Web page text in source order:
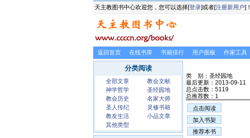
天主教图书中心欢迎您，您可以选择[登录]或者[注册新用户]！
返回首页
在线书库 书籍排行 用户面板 作家工具
分类阅读
全部文章
教会文献
神学哲学
圣经园地
教会历史
名家大师
圣人传纪
灵修书籍
教友生活
小品文章
其他类型
类 别：圣经园地
最后更新：2013-09-11
总点击数：5119
总推荐数：1
点击阅读
加入书架
推荐本书